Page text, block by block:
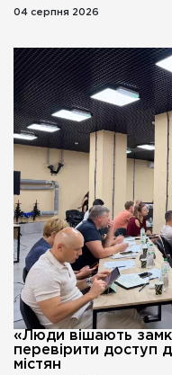
04 серпня 2026
«Люди вішають
перевірити доступ
містян